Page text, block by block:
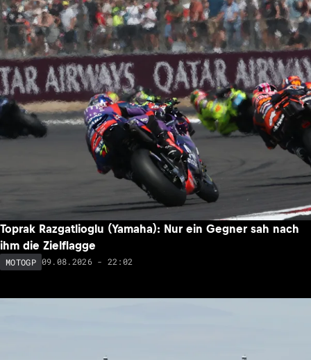
Toprak Razgatlioglu (Yamaha): Nur ein Gegner sah nach
ihm die Zielflagge
MOTOGP 09.08.2026 - 22:02